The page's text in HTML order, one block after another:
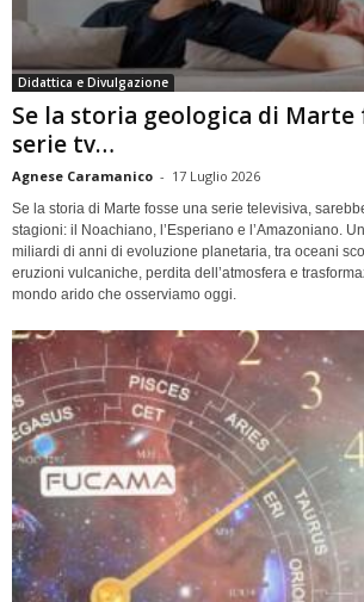
Didattica e Divulgazione
Se la storia geologica di Marte
serie tv…
Agnese Caramanico - 17 Luglio 2026
Se la storia di Marte fosse una serie televisiva,
stagioni: il Noachiano, l’Esperiano e l’Amazoniano.
miliardi di anni di evoluzione planetaria, tra oceani
eruzioni vulcaniche, perdita dell’atmosfera e
mondo arido che osserviamo oggi.